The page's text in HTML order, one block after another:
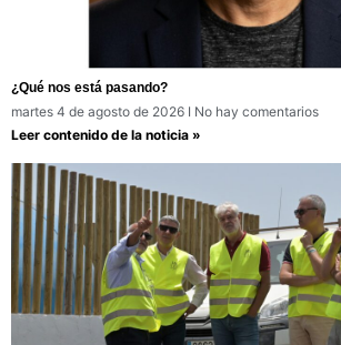
¿Qué nos está pasando?
martes 4 de agosto de 2026
No hay comentarios
Leer contenido de la noticia »